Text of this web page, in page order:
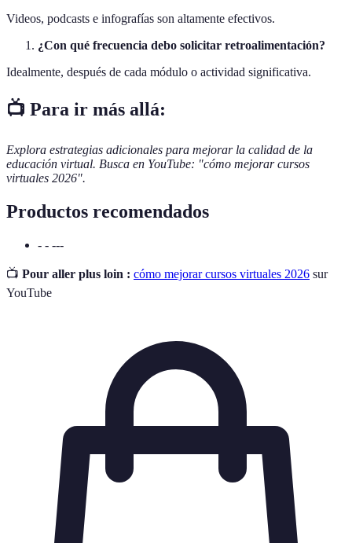
Videos, podcasts e infografías son altamente efectivos.
¿Con qué frecuencia debo solicitar retroalimentación?
Idealmente, después de cada módulo o actividad significativa.
📺 Para ir más allá:
Explora estrategias adicionales para mejorar la calidad de la
educación virtual. Busca en YouTube: "cómo mejorar cursos
virtuales 2026".
Productos recomendados
- - ---
📺 Pour aller plus loin : cómo mejorar cursos virtuales 2026 sur
YouTube